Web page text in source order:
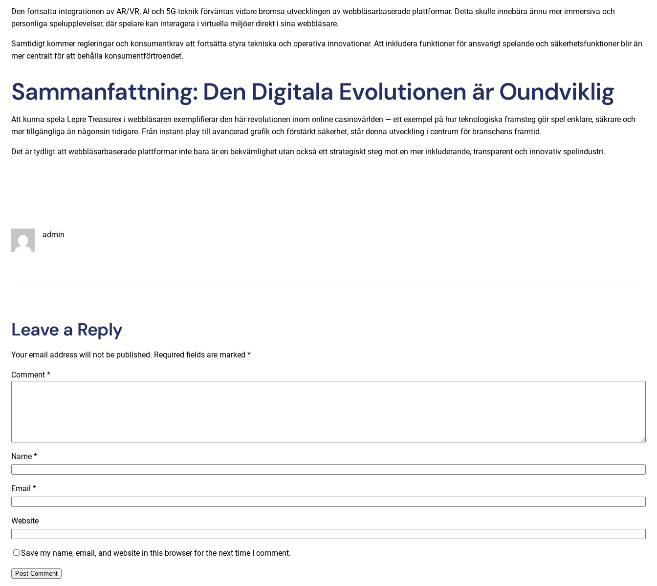
Den fortsatta integrationen av AR/VR, AI och 5G-teknik förväntas vidare bromsa utvecklingen av webbläsarbaserade plattformar. Detta skulle innebära ännu mer immersiva och
personliga spelupplevelser, där spelare kan interagera i virtuella miljöer direkt i sina webbläsare.
Samtidigt kommer regleringar och konsumentkrav att fortsätta styra tekniska och operativa innovationer. Att inkludera funktioner för ansvarigt spelande och säkerhetsfunktioner blir än
mer centralt för att behålla konsumentförtroendet.
Sammanfattning: Den Digitala Evolutionen är Oundviklig
Att kunna spela Lepre Treasurex i webbläsaren exemplifierar den här revolutionen inom online casinovärlden — ett exempel på hur teknologiska framsteg gör spel enklare, säkrare och
mer tillgängliga än någonsin tidigare. Från instant-play till avancerad grafik och förstärkt säkerhet, står denna utveckling i centrum för branschens framtid.
Det är tydligt att webbläsarbaserade plattformar inte bara är en bekvämlighet utan också ett strategiskt steg mot en mer inkluderande, transparent och innovativ spelindustri.
admin
Leave a Reply
Your email address will not be published. Required fields are marked *
Comment *
Name *
Email *
Website
Save my name, email, and website in this browser for the next time I comment.